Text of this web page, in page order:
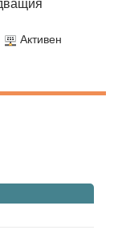
Активен